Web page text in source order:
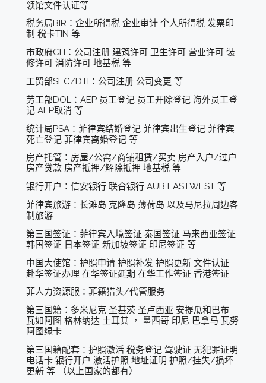
领馆文件认证等
税务局BIR：企业所得税 企业审计 个人所得税 发票印
制 税卡TIN 等
市政府CH：公司注册 建筑许可 卫生许可 营业许可 装
修许可 消防许可 地基税 等
工贸部SEC/DTI：公司注册 公司变更 等
劳工部DOL：AEP 员工登记 员工开除登记 海外员工登
记 AEP取消 等
统计局PSA：菲律宾结婚登记 菲律宾出生登记 菲律宾
死亡登记 菲律宾离婚登记 等
房产托管：房屋/公寓/商铺租赁/买卖 房产入户/过户
房产贷款 房产抵押/解除抵押 地基税 等
银行开户：信安银行 联合银行 AUB EASTWEST 等
菲律宾旅游：长滩岛 克隆岛 薄荷岛 以及马尼拉周边客
制旅游
第三国签证：菲律宾入境签证 泰国签证 马来西亚签证
韩国签证 日本签证 新加坡签证 印尼签证 等
中国大使馆：护照申请 护照补发 护照更新 文件认证
赴华签证办理 在华签证延期 在华工作签证 香港签证
菲人力资源服：菲籍猎头/代管服务
第三国籍：多米尼克 圣基茨 圣卢西亚 安提瓜和巴布
瓦如阿图 格林纳达 土耳其 ， 墨西哥 印尼 巴拿马 瓦努
阿图绿卡
第三国籍配套：护照激活 税务登记 驾驶证 无犯罪证明
电话卡 银行开户 激活护照 地址证明 护照/挂失/损坏
更新 等 （以上国家的都有）